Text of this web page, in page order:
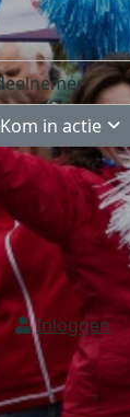
Kom in actie
Inloggen